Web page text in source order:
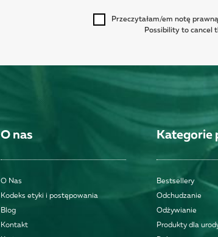
Przeczytałam/em notę prawną
Possibility to cancel
O nas
O Nas
Kodeks etyki i postępowania
Blog
Kontakt
Kategorie
Bestsellery
Odchudzanie
Odżywianie
Produkty dla